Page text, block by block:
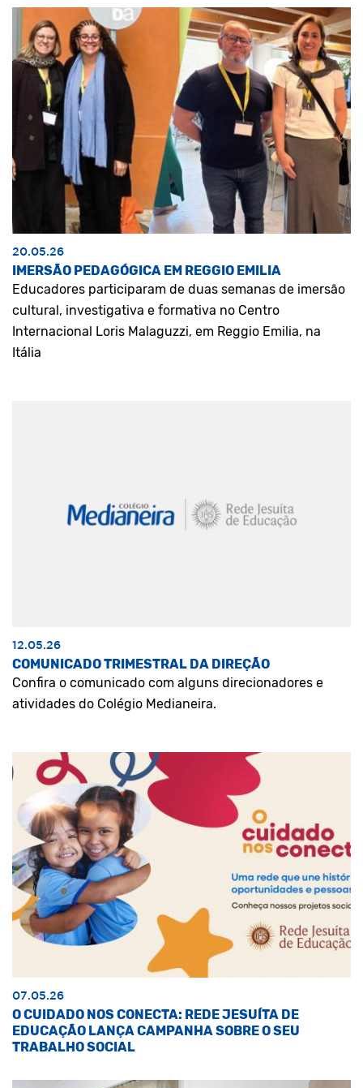
20.05.26
IMERSÃO PEDAGÓGICA EM REGGIO EMILIA
Educadores participaram de duas semanas de imersão
cultural, investigativa e formativa no Centro
Internacional Loris Malaguzzi, em Reggio Emilia, na
Itália
12.05.26
COMUNICADO TRIMESTRAL DA DIREÇÃO
Confira o comunicado com alguns direcionadores e
atividades do Colégio Medianeira.
07.05.26
O CUIDADO NOS CONECTA: REDE JESUÍTA DE
EDUCAÇÃO LANÇA CAMPANHA SOBRE O SEU
TRABALHO SOCIAL